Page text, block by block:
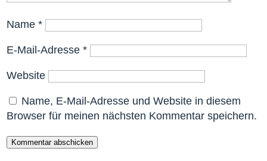
Name*
E-Mail-Adresse*
Website
Name, E-Mail-Adresse und Website in diesem
Browser für meinen nächsten Kommentar speichern.
Kommentar abschicken